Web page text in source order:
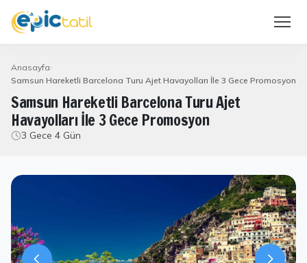
Anasayfa
Samsun Hareketli Barcelona Turu Ajet Havayolları İle 3 Gece Promosyon
Samsun Hareketli Barcelona Turu Ajet
Havayolları İle 3 Gece Promosyon
3 Gece 4 Gün